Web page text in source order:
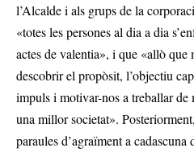
l’Alcalde i als grups de la
«totes les persones al dia a dia
actes de valentia», i que «allò que
descobrir el propòsit, l’objectiu
impuls i motivar-nos a treballar de
una millor societat».
paraules d’agraïment a cadascuna